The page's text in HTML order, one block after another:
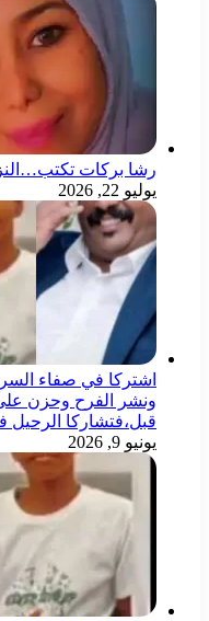
رشا بركات
يوليو 22, 2026
اشتركا في صفاء
ونشر الفرح وحزن
قبل،فتشاركا الرحيل
يونيو 9, 2026